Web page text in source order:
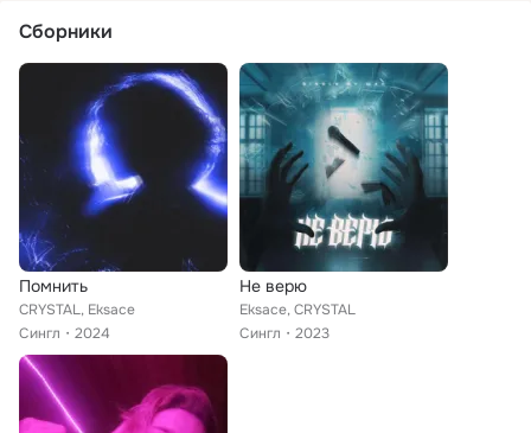
Сборники
Помнить
CRYSTAL, Eksace
Сингл
2024
Не верю
Eksace, CRYSTAL
Сингл
2023